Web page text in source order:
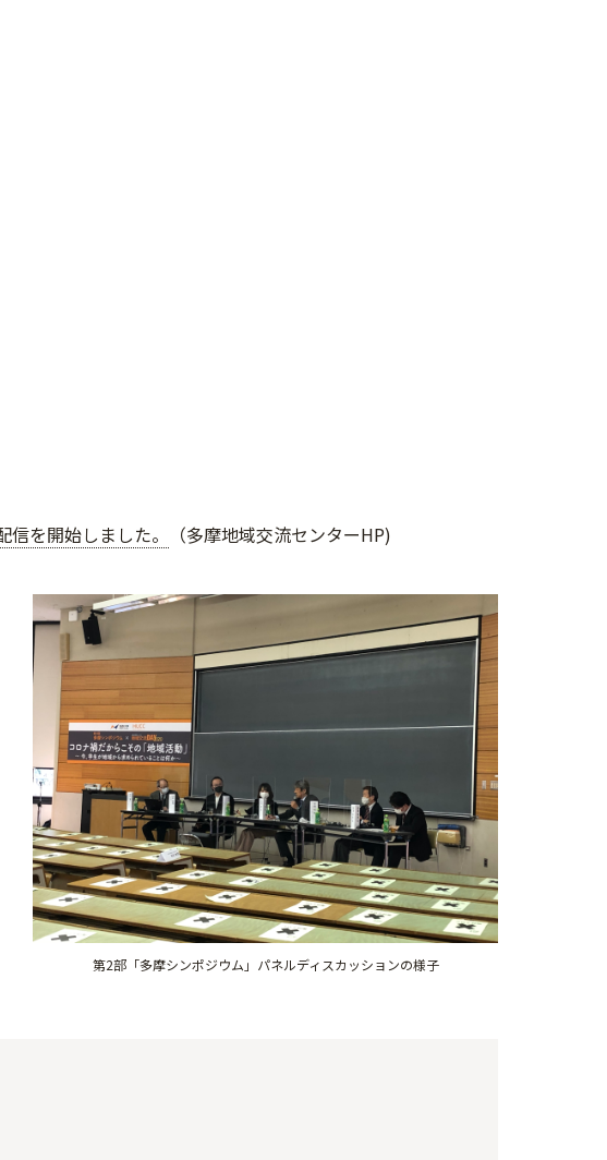
を開始しました。 （多摩地域交流センターHP)
第2部「多摩シンポジウム」パネルディスカッションの様子